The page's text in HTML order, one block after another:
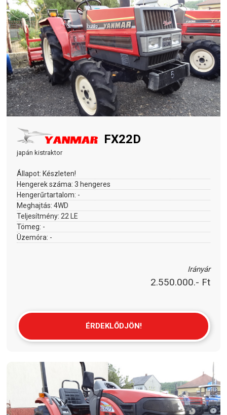
FX22D
japán kistraktor
Állapot: Készleten!
Hengerek száma:3 hengeres
Hengerűrtartalom: -
Meghajtás:4WD
Teljesítmény: 22 LE
Tömeg: -
Üzemóra: -
Irányár
2.550.000.- Ft
ÉRDEKLŐDJÖN!